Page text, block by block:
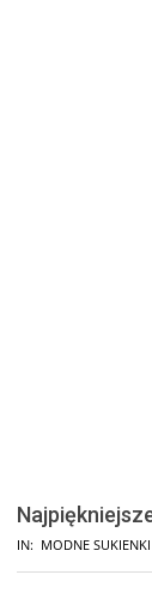
IN: MODNE